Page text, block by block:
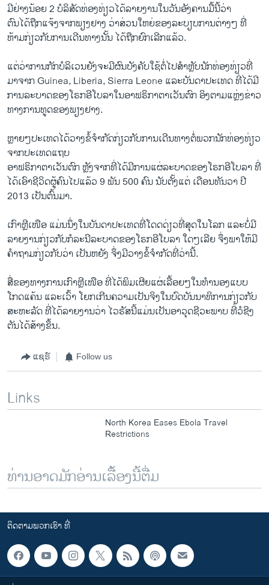
ມີ​ຢ່າງ​ນ້ອຍ​ 2 ບໍລິສັດ​ທ່ອງ​ທ່ຽວ​ໄດ້​ລາຍ​ງານ​ໃນ​ວັນ​ອັງຄານ​ມື້​ນີ້ວ່າ
ຕົນໄດ້ຖືກແຈ້ງຈາກ​ພຽງ​ຢາງ ວ່າສ່ວນ​ໃຫຍ່​ຂອງ​ລະບຽບການ​ຕ່າງ​ໆ ທີ່
ຫ້າມກ່ຽວກັບການເດີນທາງ​ນັ້ນ ​ໄດ້ຖືກ​ຍົກ​ເລີກ​ແລ້ວ.
​ແຕ່​ວ່າການ​ກັກ​ບໍລິ​ເວນຍັງຈະ​ມີ​ຜົນ​ບັງຄັບ​ໃຊ້​ຕໍ່ໄປສຳ​ຫຼັບ​ນັກ​ທ່ອງ​ທ່ຽວ​ທີ່​
ມາ​ຈາກ Guinea, Liberia, Sierra Leone ​ແລະ​ບັນດາ​ປະ​ເທດ ​ທີ່​ໄດ້​ມີ​
ການ​ລະບາດຂອງ​ໂຣກອີ​ໂບລາໃນ​ອາ​ຟຣິກາ​ຕາ​ເວັນ​ຕົກ ອິງ​ຕາມ​ແຫຼ່ງ​ຂ່າວ​
ທາງ​ການ​ທູດ​ຂອງ​ພຽງ​ຢາງ.
ຫຼາຍໆ​ປະ​ເທດ​ໄດ້​ວາງຂໍ້ຈຳກັດກ່ຽວກັບການ​ເດີນທາງຕໍ່​ພວກ​ນັກ​ທ່ອງ​ທ່ຽວ​
ຈາກ​ປະ​ເທດ​ແຖບ
ອາ​ຟຣິກາ​ຕາ​ເວັນ​ຕົກ ຫຼັງຈາກ​ທີ່​ໄດ້ມີ​ການ​ແຜ່​ລະບາດ​ຂອງ​ໂຣ​ກອີ​ໂບລາ ທີ່​
ໄດ້​ເອົາ​ຊີວິດ​ຜູ້​ຄົນ​ໄປແລ້ວ 9 ພັນ 500 ຄົນ ນັບ​ຕັ້ງ​ແຕ່ ​ເດືອນ​ທັນວາ ປີ
2013 ​ເປັນ​ຕົ້ນ​ມາ.
​ເກົາຫຼີ​ເໜືອ ​ແມ່ນ​ນຶ່ງ​ໃນ​ບັນດາ​ປະ​ເທດ​ທີ່​ໂດດດ່ຽວທີ່ສຸດໃນໂລກ ​ແລະ​ບໍ່​ມີ​
ລາຍ​ງານ​ກ່ຽວ​ກັບກໍລະນີ​ລະບາດຂອງ​ໂຣກອີ​ໂບລາ ​ໃດ​ໆ​ເລີຍ ຈຶ່ງ​ພາ​ໃຫ້​ມີ​
ຄຳ​ຖາມ​ກ່ຽວ​ກັບ​ວ່າ ​ເປັນ​ຫຍັງ ຈຶ່ງ​ມີ​ວາງຂໍ້ຈຳກັດທີ່​ວ່າ​ນີ້.
ສື່​ຂອງ​ທາງ​ການ​ເກົາຫຼີ​ເໜືອ ທີ່​ໄດ້​ພິມ​ເຜີຍ​ແຜ່​ເລື້​ອຍໆ​ໃນ​ທຳນອງ​ແບບ​
ໂກດແຄ້ນ ​ແລະເວົ້າ ໂຍກເກີນຄວາມເປັນຈິງ​ໃນບົດ​ບັນ​ນາ​ທິການກ່ຽວ​ກັບ​
ສະຫະລັດ ທີ່​ໄດ້​ລາຍ​ງານ​ວ່າ ​ໄວຣັສນີ້​ແມ່ນ​ເປັນອາວຸດຊີວະພາບ ທີ່​ວໍ​ຊີງ​
ຕັນ​ໄດ້ສ້າງ​ຂຶ້ນ.
ແຊຣ໌ Follow us
Links
North Korea Eases Ebola Travel
Restrictions
ທ່ານອາດມັກອ່ານເລື້ອງນີ້ຕື່ມ
ຕິດຕາມພວກເຮົາ ທີ່